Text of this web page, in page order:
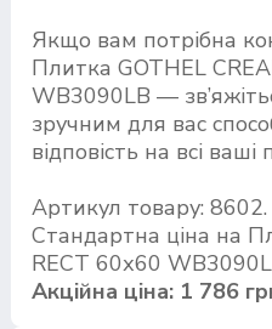
Якщо вам потрібна
Плитка GOTHEL
WB3090LB —
зручним для вас
відповість на всі ваші
Артикул товару: 8602.
Стандартна ціна на
RECT 60х60
Акційна ціна: 1 786